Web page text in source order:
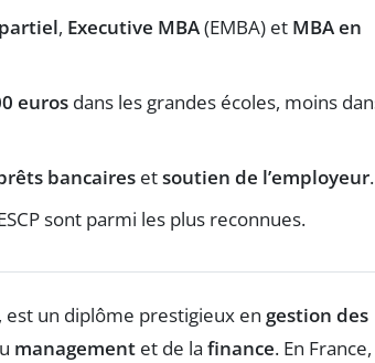
, Executive MBA(EMBA) et MBA en
euros dans les grandes écoles, moins
bancaires etsoutien de l’employeur.
ESCP sont parmi les plus reconnues.
, est un diplôme prestigieux en gestion des
management et de la finance. En